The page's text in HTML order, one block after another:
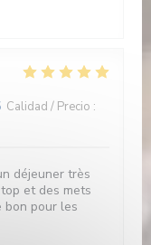
Calidad / Precio :
déjeuner très
et des mets
bon pour les